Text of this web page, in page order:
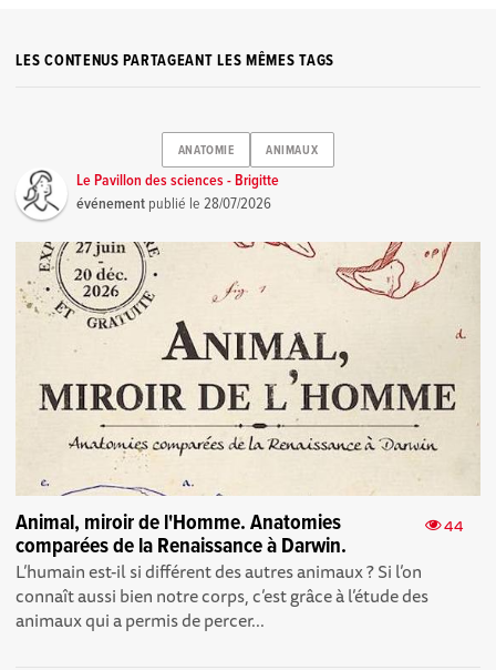
LES CONTENUS PARTAGEANT LES MÊMES TAGS
ANATOMIE ANIMAUX
Le Pavillon des sciences - Brigitte
événement publié le28/07/2026
44
Animal, miroir de l'Homme. Anatomies
comparées de la Renaissance à Darwin.
L’humain est-il si différent des autres animaux ? Si l’on
connaît aussi bien notre corps, c’est grâce à l’étude des
animaux qui a permis de percer...